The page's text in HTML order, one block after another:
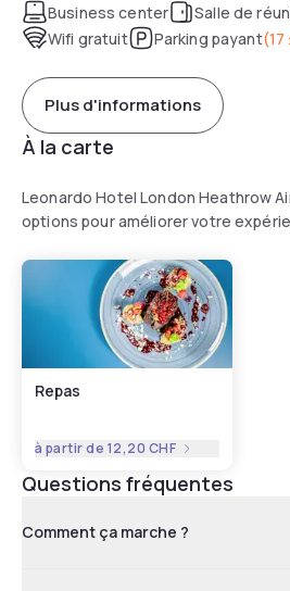
Business center
Salle de
Wifi gratuit
Parking payant(17
Plus d'informations
À la carte
Leonardo Hotel London Heathrow
options pour améliorer votre
Repas
à partir de 12,20 CHF
Questions fréquentes
Comment ça marche ?